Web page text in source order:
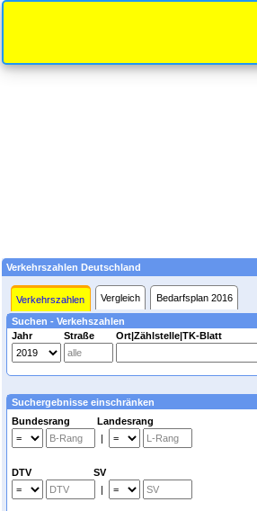
Verkehrszahlen Deutschland
Verkehrszahlen Vergleich Bedarfsplan 2016
Suchen - Verkehszahlen
Jahr
Straße Ort|Zählstelle|TK-Blatt
Suchergebnisse einschränken
Bundesrang Landesrang
|
DTV SV
|